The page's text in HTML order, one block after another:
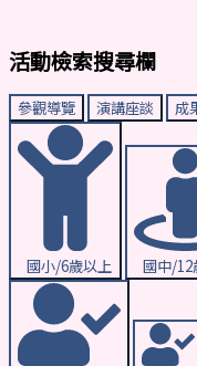
活動檢索搜尋欄
參觀導覽 演講座談 成
國小/6歲以上 國中/12